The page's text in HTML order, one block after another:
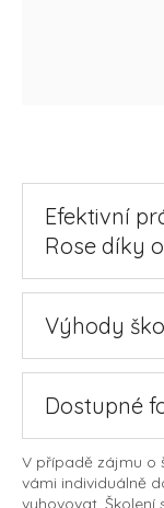
Efektivní
Rose díky
Výhody
Dostupné
V případě zájmu o
vámi individuálně
vyhovovat.